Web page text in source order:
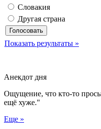
Словакия
Другая страна
Показать результаты »
Анекдот дня
Ощущение, что кто-то
ещё хуже."
Еще »